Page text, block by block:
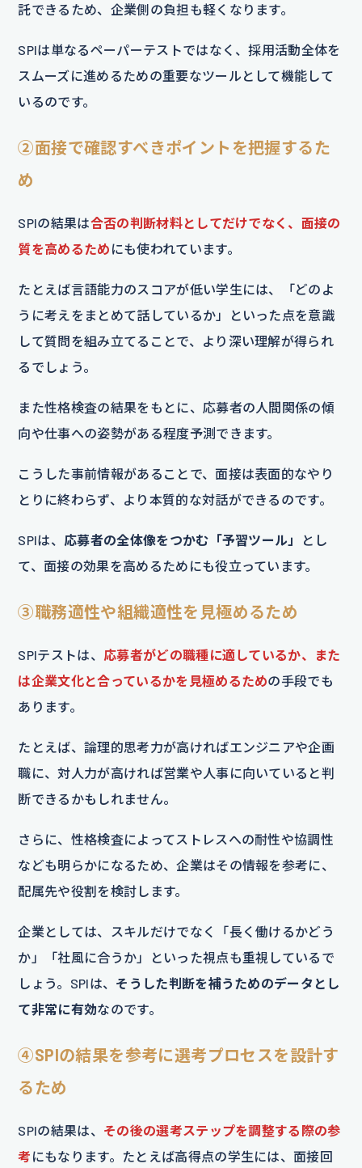
託できるため、企業側の負担も軽くなります。
SPIは単なるペーパーテストではなく、採用活動全体を
スムーズに進めるための重要なツールとして機能して
いるのです。
②面接で確認すべきポイントを把握するた
め
SPIの結果は合否の判断材料としてだけでなく、面接の
質を高めるため にも使われています。
たとえば言語能力のスコアが低い学生には、「どのよ
うに考えをまとめて話しているか」といった点を意識
して質問を組み立てることで、より深い理解が得られ
るでしょう。
また性格検査の結果をもとに、応募者の人間関係の傾
向や仕事への姿勢がある程度予測できます。
こうした事前情報があることで、面接は表面的なやり
とりに終わらず、より本質的な対話ができるのです。
SPIは、 応募者の全体像をつかむ「予習ツール」
とし
て、面接の効果を高めるためにも役立っています。
③職務適性や組織適性を見極めるため
SPIテストは、 応募者がどの職種に適しているか、また
は企業文化と合っているかを見極めるための手段でも
あります。
たとえば、論理的思考力が高ければエンジニアや企画
職に、対人力が高ければ営業や人事に向いていると判
断できるかもしれません。
さらに、性格検査によってストレスへの耐性や協調性
なども明らかになるため、企業はその情報を参考に、
配属先や役割を検討します。
企業としては、スキルだけでなく「長く働けるかどう
か」「社風に合うか」といった視点も重視しているで
しょう。SPIは、 そうした判断を補うためのデータとし
て非常に有効なのです。
④SPIの結果を参考に選考プロセスを設計す
るため
SPIの結果は、 その後の選考ステップを調整する際の参
考 にもなります。たとえば高得点の学生には、面接回